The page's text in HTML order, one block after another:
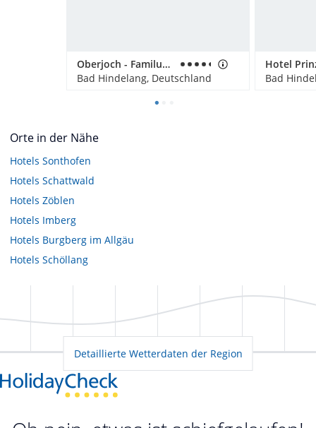
Oberjoch - Familux Resort
Bad Hindelang, Deutschland
Bad
Orte in der Nähe
Hotels Sonthofen
Hotels Schattwald
Hotels Zöblen
Hotels Imberg
Hotels Burgberg im Allgäu
Hotels Schöllang
Detaillierte Wetterdaten der Region